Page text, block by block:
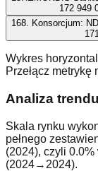
172 949
168. Konsorcjum:
Wykres
Przełącz
Analiza trendu
Skala rynku
pełnego
(2024), czyli 0.0%
(2024→2024).